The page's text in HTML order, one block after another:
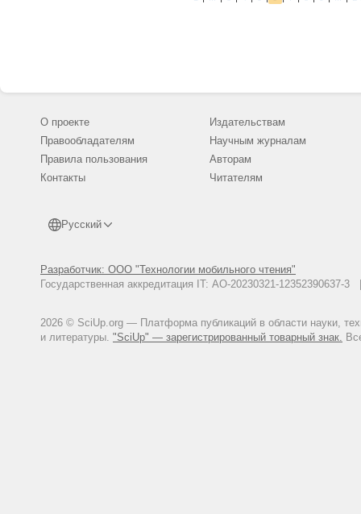
О проекте
Правообладателям
Правила пользования
Контакты
Русский
Разработчик: ООО "Технологии мобильного чтения"
Государственная аккредитация IT: АО-20230321-
2026 © SciUp.org — Платформа публикаций в области науки,
и литературы. "SciUp" — зарегистрированный товарный знак.
Издательствам
Научным журналам
Авторам
Читателям